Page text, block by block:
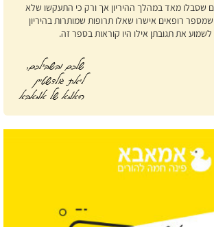
שסבלו מאד במהלך ההיריון אך ורק כי התעקשו שלא
רופאים אישרו שאלו תרופות שמותרות בהיריון
לשמוע את תגובתן אילו היו קוראות בספר זה.